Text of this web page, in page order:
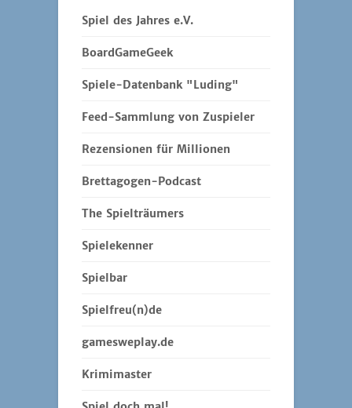
Spiel des Jahres e.V.
BoardGameGeek
Spiele-Datenbank "Luding"
Feed-Sammlung von Zuspieler
Rezensionen für Millionen
Brettagogen-Podcast
The Spielträumers
Spielekenner
Spielbar
Spielfreu(n)de
gamesweplay.de
Krimimaster